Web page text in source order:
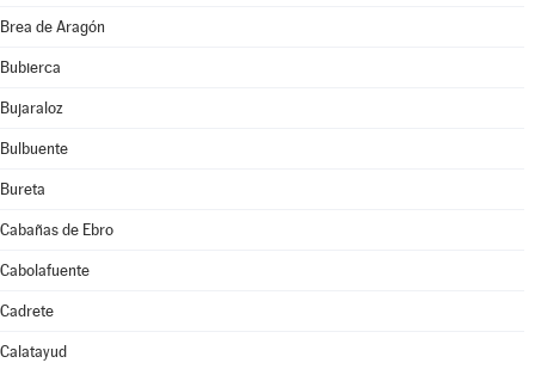
Brea de Aragón
Bubierca
Bujaraloz
Bulbuente
Bureta
Cabañas de Ebro
Cabolafuente
Cadrete
Calatayud